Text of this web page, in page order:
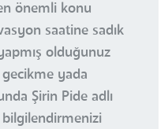
önemli konu
saatine sadık
olduğunuz
yada
Şirin Pide adlı